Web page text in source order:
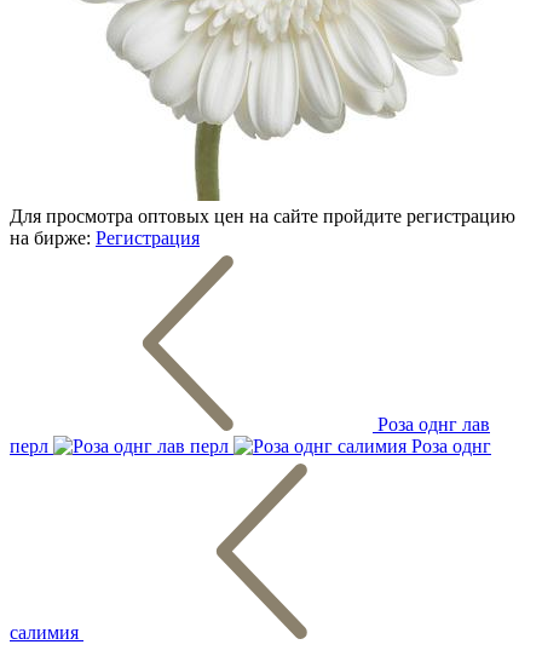
Для просмотра оптовых цен на сайте пройдите регистрацию
на бирже: Регистрация
Роза однг лав
перл
Роза однг
салимия